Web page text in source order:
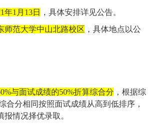
年1 月 13日
，具体安排详见公告。
师范大学中山北路校区 ，具体地点以公
与面试成绩的50%折算综合分 ，根据综
合分相同按照面试成绩从高到低排序，
情况择优录取。